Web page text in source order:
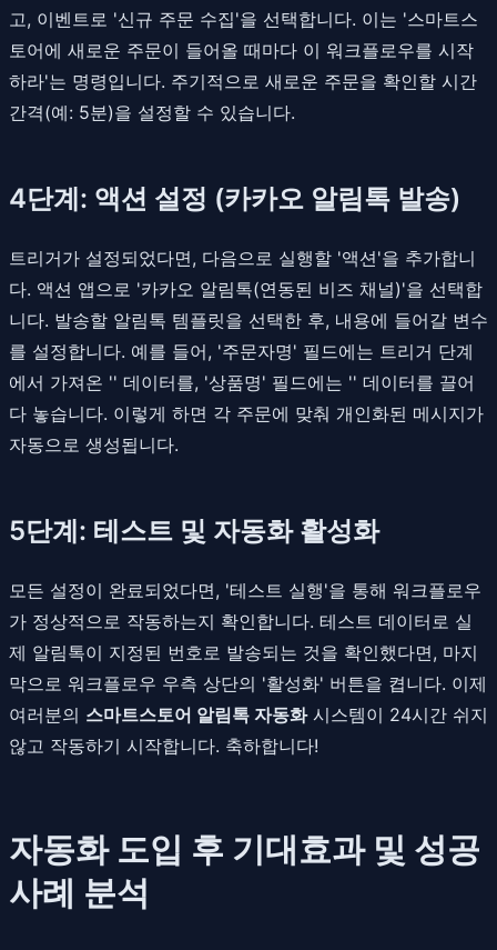
고, 이벤트로 '신규 주문 수집'을 선택합니다. 이는 '스마트스
토어에 새로운 주문이 들어올 때마다 이 워크플로우를 시작
하라'는 명령입니다. 주기적으로 새로운 주문을 확인할 시간
간격(예: 5분)을 설정할 수 있습니다.
4단계: 액션 설정 (카카오 알림톡 발송)
트리거가 설정되었다면, 다음으로 실행할 '액션'을 추가합니
다. 액션 앱으로 '카카오 알림톡(연동된 비즈 채널)'을 선택합
니다. 발송할 알림톡 템플릿을 선택한 후, 내용에 들어갈 변수
를 설정합니다. 예를 들어, '주문자명' 필드에는 트리거 단계
에서 가져온 '' 데이터를, '상품명' 필드에는 '' 데이터를 끌어
다 놓습니다. 이렇게 하면 각 주문에 맞춰 개인화된 메시지가
자동으로 생성됩니다.
5단계: 테스트 및 자동화 활성화
모든 설정이 완료되었다면, '테스트 실행'을 통해 워크플로우
가 정상적으로 작동하는지 확인합니다. 테스트 데이터로 실
제 알림톡이 지정된 번호로 발송되는 것을 확인했다면, 마지
막으로 워크플로우 우측 상단의 '활성화' 버튼을 켭니다. 이제
여러분의 스마트스토어 알림톡 자동화시스템이 24시간 쉬지
않고 작동하기 시작합니다. 축하합니다!
자동화 도입 후 기대효과 및 성공
사례 분석